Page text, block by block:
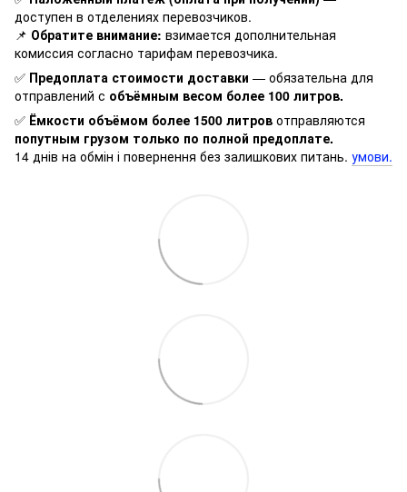
доступен в отделениях перевозчиков.
📌 Обратите внимание: взимается дополнительная
комиссия согласно тарифам перевозчика.
✅ Предоплата стоимости доставки — обязательна для
отправлений с объёмным весом более 100 литров.
✅ Ёмкости объёмом более 1500 литров отправляются
попутным грузом только по полной предоплате.
14 днів на обмін і повернення без залишкових питань. умови.